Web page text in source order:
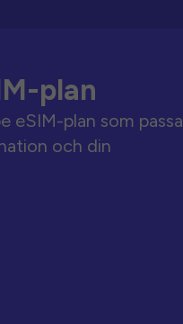
plan
eSIM-plan som
och din